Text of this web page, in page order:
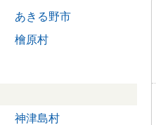
あきる野市
檜原村
神津島村